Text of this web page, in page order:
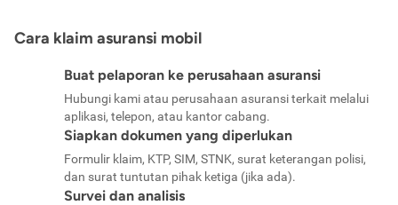
Cara klaim asuransi mobil
Buat pelaporan ke perusahaan asuransi
Hubungi kami atau perusahaan asuransi terkait melalui
aplikasi, telepon, atau kantor cabang.
Siapkan dokumen yang diperlukan
Formulir klaim, KTP, SIM, STNK, surat keterangan polisi,
dan surat tuntutan pihak ketiga (jika ada).
Survei dan analisis